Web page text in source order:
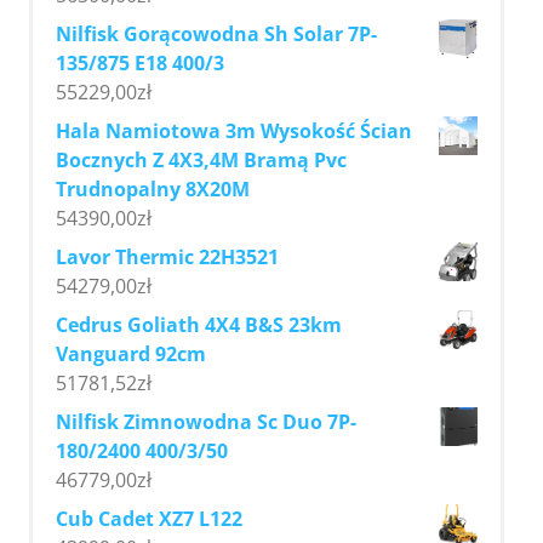
Nilfisk Gorącowodna Sh Solar 7P-
135/875 E18 400/3
55229,00zł
Hala Namiotowa 3m Wysokość Ścian
Bocznych Z 4X3,4M Bramą Pvc
Trudnopalny 8X20M
54390,00zł
Lavor Thermic 22H3521
54279,00zł
Cedrus Goliath 4X4 B&S 23km
Vanguard 92cm
51781,52zł
Nilfisk Zimnowodna Sc Duo 7P-
180/2400 400/3/50
46779,00zł
Cub Cadet XZ7 L122